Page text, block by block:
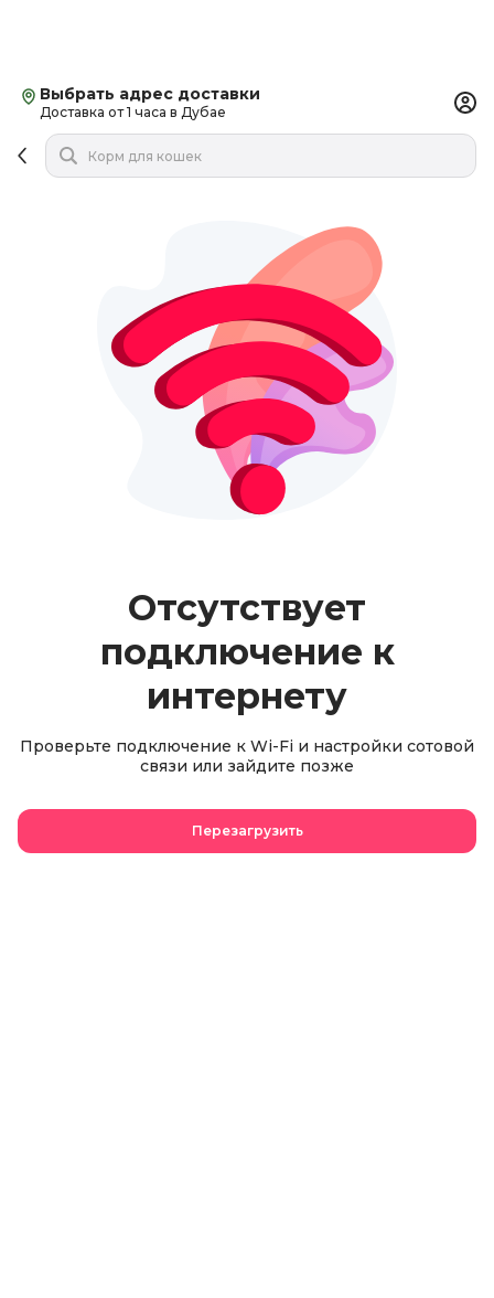
Выбрать адрес доставки
Доставка от 1 часа в Дубае
Отсутствует
подключение к
интернету
Проверьте подключение к Wi-Fi и настройки сотовой
связи или зайдите позже
Перезагрузить